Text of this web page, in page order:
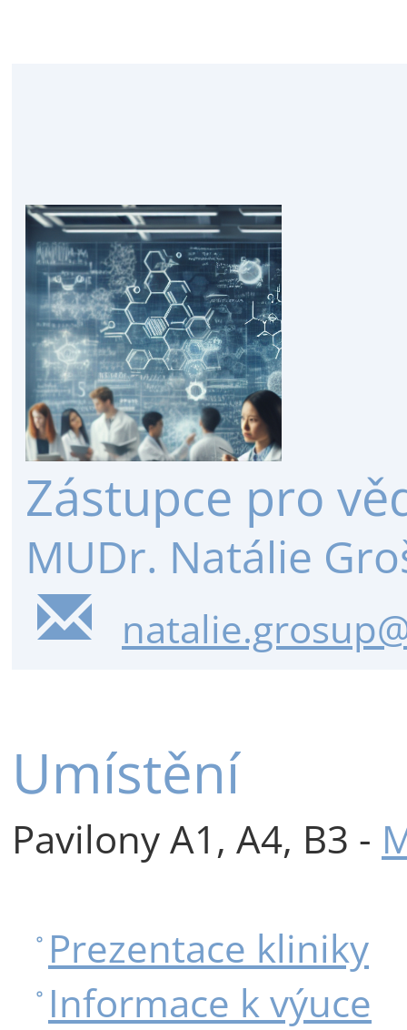
Zástupce pro
MUDr. Natálie
Umístění
Pavilony A1, A4, B3 -
Prezentace kliniky
Informace k výuce